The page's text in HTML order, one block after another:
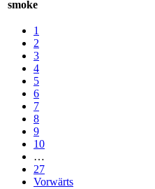
smoke
1
2
3
4
5
6
7
8
9
10
…
27
Vorwärts